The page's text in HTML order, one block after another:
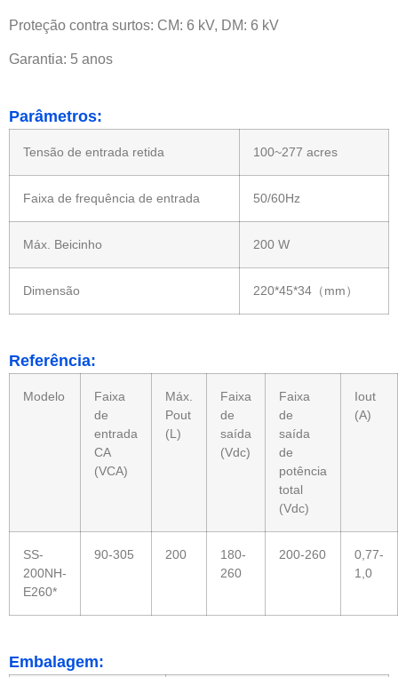
Proteção contra surtos: CM: 6 kV, DM: 6 kV
Garantia: 5 anos
Parâmetros:
Tensão de entrada retida 100~277 acres
Faixa de frequência de entrada 50/60Hz
Máx. Beicinho 200 W
Dimensão 220*45*34（mm）
Referência:
Modelo
Faixa
de
entrada
CA
(VCA)
Máx.
Pout
(L)
Faixa
de
saída
(Vdc)
Faixa
de
saída
de
potência
total
(Vdc)
Iout
(A)
SS-
200NH-
E260*
90-305 200
180-
260
200-260
0,77-
1,0
Embalagem: